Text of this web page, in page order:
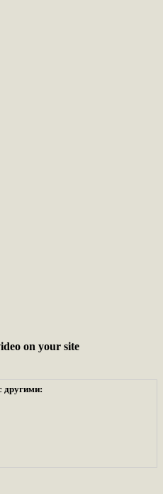
on your site
другими: